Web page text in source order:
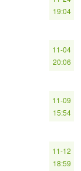
19:04
11-04
20:06
11-09
15:54
11-12
18:59